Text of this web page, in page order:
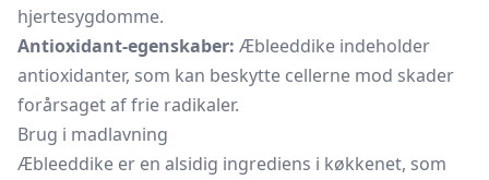
hjertesygdomme.
Antioxidant-egenskaber: Æbleeddike indeholder
antioxidanter, som kan beskytte cellerne mod skader
forårsaget af frie radikaler.
Brug i madlavning
Æbleeddike er en alsidig ingrediens i køkkenet, som